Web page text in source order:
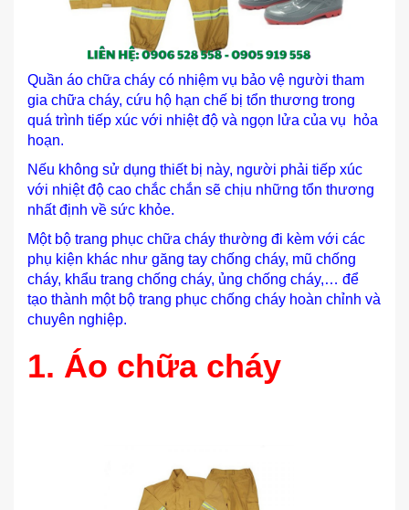
Quần áo chữa cháy có nhiệm vụ bảo vệ người tham
gia chữa cháy, cứu hộ hạn chế bị tổn thương trong
quá trình tiếp xúc với nhiệt độ và ngọn lửa của vụ hỏa
hoạn.
Nếu không sử dụng thiết bị này, người phải tiếp xúc
với nhiệt độ cao chắc chắn sẽ chịu những tổn thương
nhất định về sức khỏe.
Một bộ trang phục chữa cháy thường đi kèm với các
phụ kiện khác như găng tay chống cháy, mũ chống
cháy, khẩu trang chống cháy, ủng chống cháy,… để
tạo thành một bộ trang phục chống cháy hoàn chỉnh và
chuyên nghiệp.
1. Áo chữa cháy